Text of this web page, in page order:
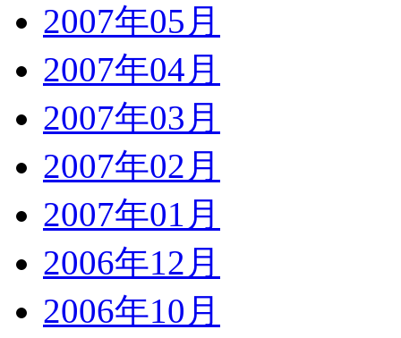
2007年05月
2007年04月
2007年03月
2007年02月
2007年01月
2006年12月
2006年10月